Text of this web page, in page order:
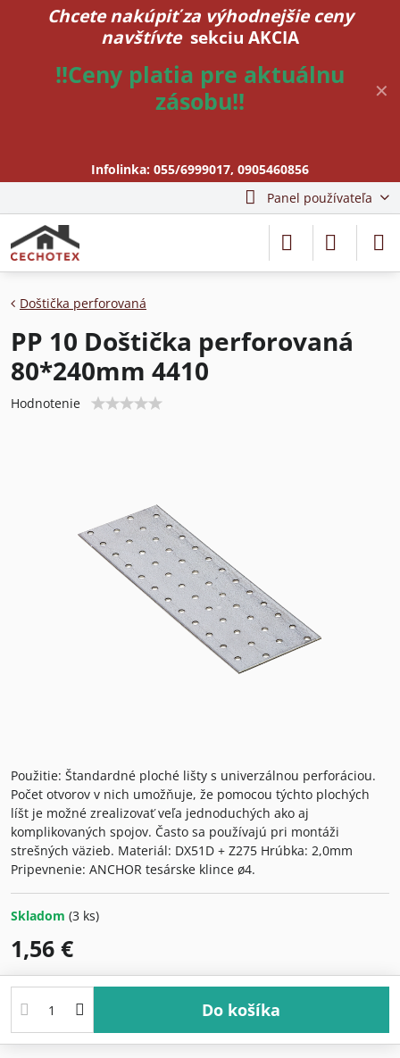
✕
Chcete nakúpiť za výhodnejšie ceny
navštívte sekciu AKCIA
!!Ceny platia pre aktuálnu
zásobu!!
Infolinka: 055/6999017, 0905460856
Panel používateľa
Doštička perforovaná
PP 10 Doštička perforovaná
80*240mm 4410
Hodnotenie
Použitie: Štandardné ploché lišty s univerzálnou perforáciou.
Počet otvorov v nich umožňuje, že pomocou týchto plochých
líšt je možné zrealizovať veľa jednoduchých ako aj
komplikovaných spojov. Často sa používajú pri montáži
strešných väzieb. Materiál: DX51D + Z275 Hrúbka: 2,0mm
Pripevnenie: ANCHOR tesárske klince ø4.
Skladom (3 ks)
1,56 €
Do košíka